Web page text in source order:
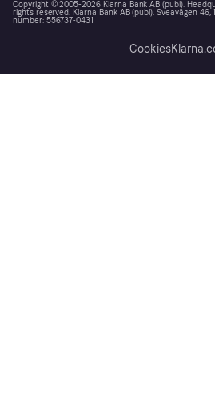
Copyright © 2005-2026 Klarna Bank AB (publ).
rights reserved. Klarna Bank AB (publ). Sveavägen 46,
number: 556737-0431
Cookies